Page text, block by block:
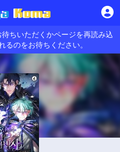
ちいただくかページを再読み込
るのをお待ちください。